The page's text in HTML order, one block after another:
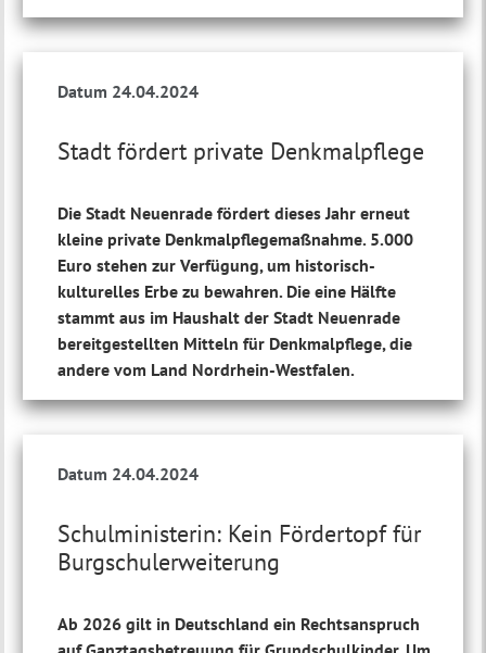
Stadt fördert private Denkmalpflege
Datum 24.04.2024
Die Stadt Neuenrade fördert dieses Jahr erneut
kleine private Denkmalpflegemaßnahme. 5.000
Euro stehen zur Verfügung, um historisch-
kulturelles Erbe zu bewahren. Die eine Hälfte
stammt aus im Haushalt der Stadt Neuenrade
bereitgestellten Mitteln für Denkmalpflege, die
andere vom Land Nordrhein-Westfalen.
Schulministerin: Kein Fördertopf für
Burgschulerweiterung
Datum 24.04.2024
Ab 2026 gilt in Deutschland ein Rechtsanspruch